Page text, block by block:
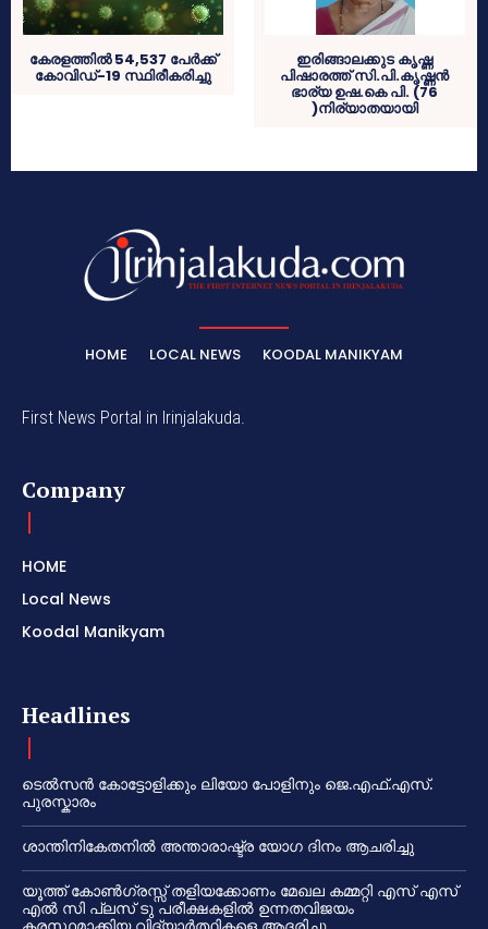
കേരളത്തില്‍ 54,537 പേര്‍ക്ക്
കോവിഡ്-19 സ്ഥിരീകരിച്ചു
ഇരിങ്ങാലക്കുട കൃഷ്ണ
പിഷാരത്ത് സി.പി.കൃഷ്ണൻ
ഭാര്യ ഉഷ.കെ പി. (76
)നിര്യാതയായി
HOME LOCAL NEWS KOODAL MANIKYAM
First News Portal in Irinjalakuda.
Company
HOME
Local News
Koodal Manikyam
Headlines
ടെൽസൻ കോട്ടോളിക്കും ലിയോ പോളിനും ജെ.എഫ്.എസ്.
പുരസ്കാരം
ശാന്തിനികേതനിൽ അന്താരാഷ്ട്ര യോഗ ദിനം ആചരിച്ചു
യൂത്ത് കോൺഗ്രസ്സ് തളിയക്കോണം മേഖല കമ്മറ്റി എസ് എസ്
എൽ സി പ്ലസ് ടു പരീക്ഷകളിൽ ഉന്നതവിജയം